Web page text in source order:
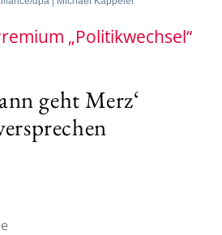
„Politikwechsel“
geht Merz‘